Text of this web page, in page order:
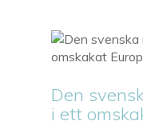
Den
i ett